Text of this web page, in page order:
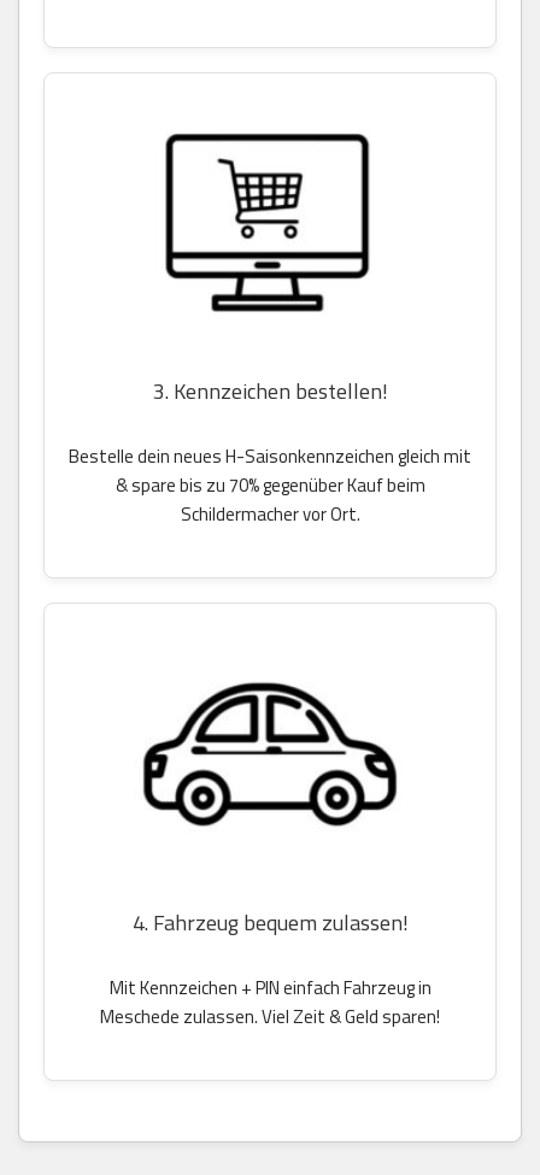
3. Kennzeichen bestellen!
Bestelle dein neues H-Saisonkennzeichen gleich mit
& spare bis zu 70% gegenüber Kauf beim
Schildermacher vor Ort.
4. Fahrzeug bequem zulassen!
Mit Kennzeichen + PIN einfach Fahrzeug in
Meschede zulassen. Viel Zeit & Geld sparen!